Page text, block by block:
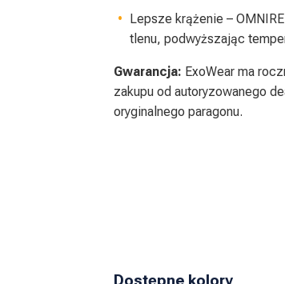
Lepsze krążenie –
tlenu, podwyższając
Gwarancja: ExoWear ma
zakupu od autoryzowanego
oryginalnego paragonu.
Dostępne kolory